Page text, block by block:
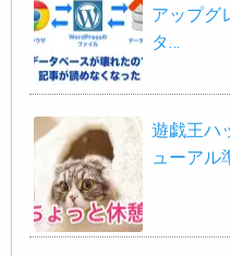
アップグ
タ…
遊戯王ハ
ューアル